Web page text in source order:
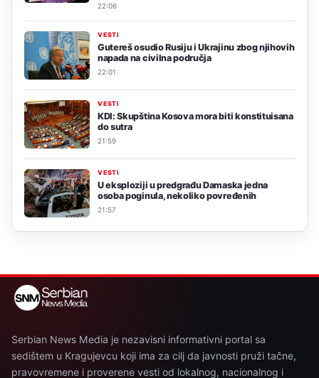
22:06
VESTI
Gutereš osudio Rusiju i Ukrajinu zbog njihovih
napada na civilna područja
22:01
VESTI
KDI: Skupština Kosova mora biti konstituisana
do sutra
21:59
VESTI
U eksploziji u predgrađu Damaska jedna
osoba poginula, nekoliko povređenih
21:57
Serbian News Media je nezavisni informativni portal sa
sedištem u Kragujevcu koji ima za cilj da javnosti pruži tačne,
pravovremene i proverene vesti od lokalnog, nacionalnog i